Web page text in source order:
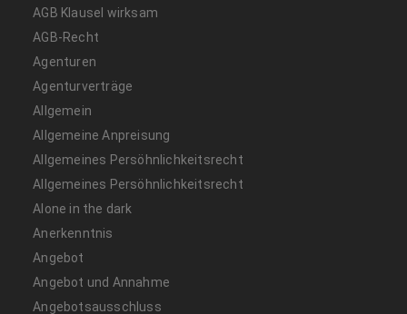
AGB Klausel wirksam
AGB-Recht
Agenturen
Agenturverträge
Allgemein
Allgemeine Anpreisung
Allgemeines Persöhnlichkeitsrecht
Allgemeines Persöhnlichkeitsrecht
Alone in the dark
Anerkenntnis
Angebot
Angebot und Annahme
Angebotsausschluss